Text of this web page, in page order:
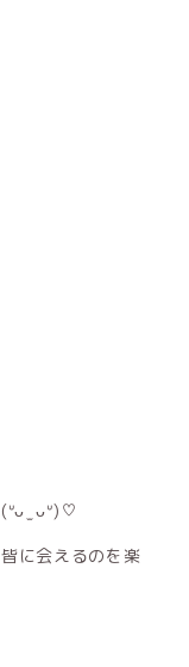
ᴗᐡ)♡
に会えるのを楽